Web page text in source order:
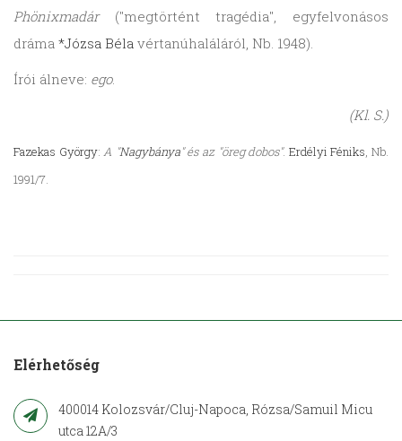
Phönixmadár("megtörtént tragédia", egyfelvonásos
dráma *Józsa Béla vértanúhaláláról, Nb. 1948).
Írói álneve: ego.
(Kl. S.)
Fazekas György:A "Nagybánya" és az "öreg dobos". Erdélyi Féniks, Nb.
1991/7.
Elérhetőség
400014 Kolozsvár/Cluj-Napoca, Rózsa/Samuil Micu
utca 12A/3